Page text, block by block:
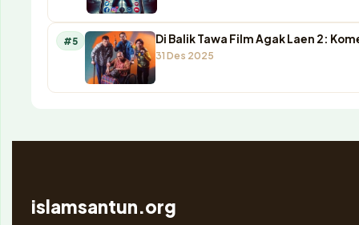
#5 Di Balik Tawa Film Agak Laen 2:
31 Des 2025
islamsantun.org